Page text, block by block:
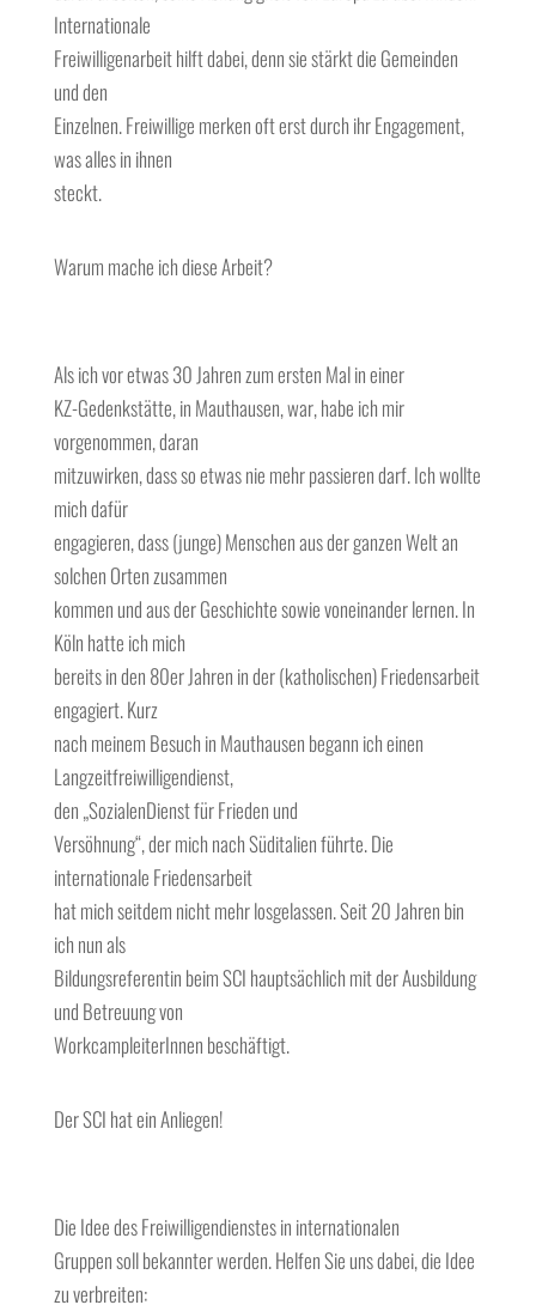
Internationale
Freiwilligenarbeit hilft dabei, denn sie stärkt die Gemeinden
und den
Einzelnen. Freiwillige merken oft erst durch ihr Engagement,
was alles in ihnen
steckt.
Warum mache ich diese Arbeit?
Als ich vor etwas 30 Jahren zum ersten Mal in einer
KZ-Gedenkstätte, in Mauthausen, war, habe ich mir
vorgenommen, daran
mitzuwirken, dass so etwas nie mehr passieren darf. Ich wollte
mich dafür
engagieren, dass (junge) Menschen aus der ganzen Welt an
solchen Orten zusammen
kommen und aus der Geschichte sowie voneinander lernen. In
Köln hatte ich mich
bereits in den 80er Jahren in der (katholischen) Friedensarbeit
engagiert. Kurz
nach meinem Besuch in Mauthausen begann ich einen
Langzeitfreiwilligendienst,
den „SozialenDienst für Frieden und
Versöhnung“, der mich nach Süditalien führte. Die
internationale Friedensarbeit
hat mich seitdem nicht mehr losgelassen. Seit 20 Jahren bin
ich nun als
Bildungsreferentin beim SCI hauptsächlich mit der Ausbildung
und Betreuung von
WorkcampleiterInnen beschäftigt.
Der SCI hat ein Anliegen!
Die Idee des Freiwilligendienstes in internationalen
Gruppen soll bekannter werden. Helfen Sie uns dabei, die Idee
zu verbreiten: